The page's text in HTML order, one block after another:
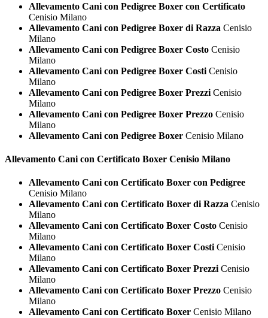
Allevamento Cani con Pedigree Boxer con Certificato
Cenisio Milano
Allevamento Cani con Pedigree Boxer di Razza Cenisio
Milano
Allevamento Cani con Pedigree Boxer Costo Cenisio
Milano
Allevamento Cani con Pedigree Boxer Costi Cenisio
Milano
Allevamento Cani con Pedigree Boxer Prezzi Cenisio
Milano
Allevamento Cani con Pedigree Boxer Prezzo Cenisio
Milano
Allevamento Cani con Pedigree Boxer Cenisio Milano
Allevamento Cani con Certificato Boxer Cenisio Milano
Allevamento Cani con Certificato Boxer con Pedigree
Cenisio Milano
Allevamento Cani con Certificato Boxer di Razza Cenisio
Milano
Allevamento Cani con Certificato Boxer Costo Cenisio
Milano
Allevamento Cani con Certificato Boxer Costi Cenisio
Milano
Allevamento Cani con Certificato Boxer Prezzi Cenisio
Milano
Allevamento Cani con Certificato Boxer Prezzo Cenisio
Milano
Allevamento Cani con Certificato Boxer Cenisio Milano